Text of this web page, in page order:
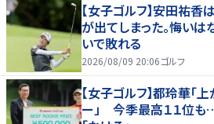
【女子ゴルフ】安田祐香
が出てしまった。悔い
いで敗れる
2026/08/09 20:06ゴルフ
【女子ゴルフ】都玲華「
ー」 今季最高１１位も